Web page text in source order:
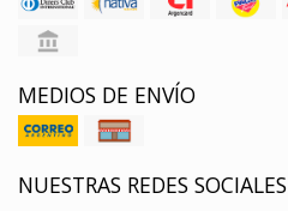
MEDIOS DE ENVÍO
NUESTRAS REDES SOCIALES